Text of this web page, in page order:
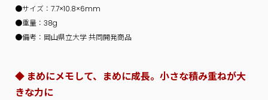
●サイズ：7.7×10.8×6mm
●重量：38g
●備考：岡山県立大学 共同開発商品
◆ まめにメモして、まめに成長。小さな積み重ねが大
きな力に